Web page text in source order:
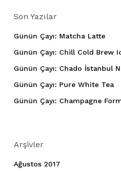
Son Yazılar
Günün Çayı: Matcha Latte
Günün Çayı: Chill Cold Brew
Günün Çayı: Chado İstanbul
Günün Çayı: Pure White Tea
Günün Çayı: Champagne
Arşivler
Ağustos 2017